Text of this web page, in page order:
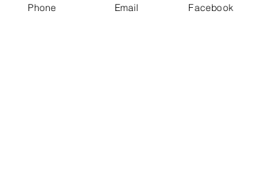
Phone Email Facebook